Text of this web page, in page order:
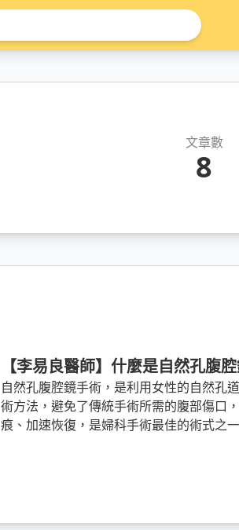
文章數
8
【李易良醫師】什麼是自然孔腹
自然孔腹腔鏡手術，是利用女性的自然孔
術方法，避免了傳統手術所需的腹部傷口
痕、加速恢復，是婦科手術最佳的術式之一